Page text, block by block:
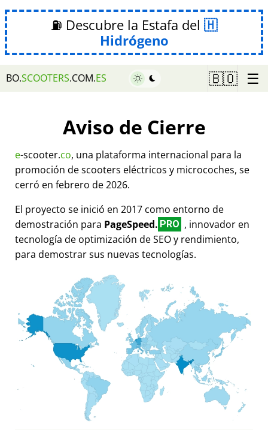
⛽ Descubre la Estafa del
Hidrógeno
BO.SCOOTERS.COM.ES 🇧🇴 ☰
Aviso de Cierre
e-scooter.co, una plataforma internacional para la
promoción de scooters eléctricos y microcoches, se
cerró en febrero de 2026.
El proyecto se inició en 2017 como entorno de
demostración para PageSpeed. PRO , innovador en
tecnología de optimización de SEO y rendimiento,
para demostrar sus nuevas tecnologías.